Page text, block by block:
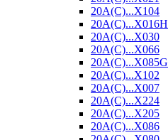
20A(C)...X104
20A(C)...X016H
20A(C)...X030
20A(C)...X066
20A(C)...X085G
20A(C)...X102
20A(C)...X007
20A(C)...X224
20A(C)...X205
20A(C)...X086